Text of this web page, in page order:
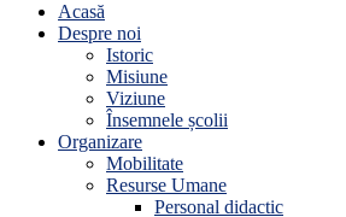
Acasă
Despre noi
Istoric
Misiune
Viziune
Însemnele școlii
Organizare
Mobilitate
Resurse Umane
Personal didactic